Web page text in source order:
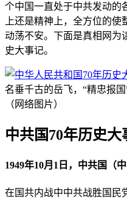
个中国一直处于中共发动的
上还是精神上，全方位的使
动荡不安。下面是真相网为
史大事记。
名垂千古的岳飞，“精忠报
（网络图片）
中共国70年历史大
1949年10月1日，中共国（
在国共内战中中共战胜国民